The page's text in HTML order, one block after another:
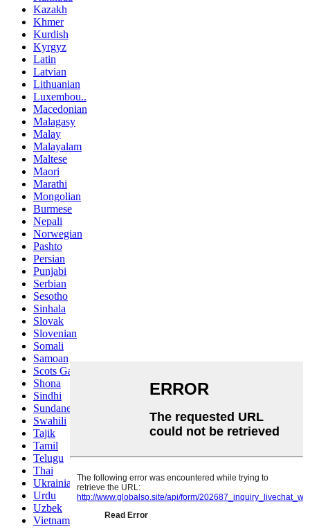
Kazakh
Khmer
Kurdish
Kyrgyz
Latin
Latvian
Lithuanian
Luxembou..
Macedonian
Malagasy
Malay
Malayalam
Maltese
Maori
Marathi
Mongolian
Burmese
Nepali
Norwegian
Pashto
Persian
Punjabi
Serbian
Sesotho
Sinhala
Slovak
Slovenian
Somali
Samoan
Scots Gaelic
Shona
Sindhi
Sundanese
Swahili
Tajik
Tamil
Telugu
Thai
Ukrainian
Urdu
Uzbek
Vietnamese